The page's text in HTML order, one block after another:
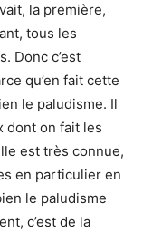
la première,
tous les
Donc c’est
qu’en fait cette
le paludisme. Il
dont on fait les
est très connue,
en particulier en
le paludisme
c’est de la